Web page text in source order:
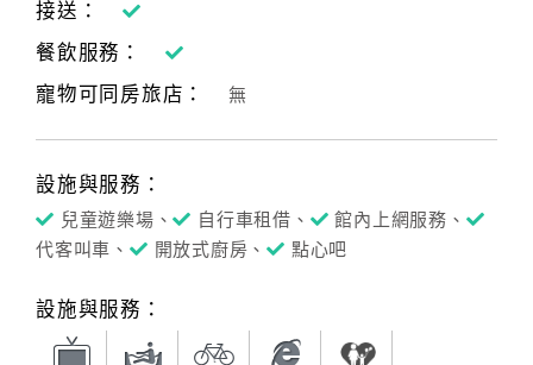
接送：
餐飲服務：
寵物可同房旅店：
無
設施與服務：
兒童遊樂場、 自行車租借、
館內上網服務、
代客叫車、
開放式廚房、 點心吧
設施與服務：